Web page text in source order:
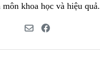
môn khoa học và hiệu quả.